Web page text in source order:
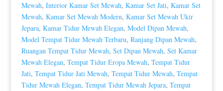
Mewah, Interior Kamar Set Mewah, Kamar Set Jati, Kamar Set
Mewah, Kamar Set Mewah Modern, Kamar Set Mewah Ukir
Jepara, Kamar Tidur Mewah Elegan, Model Dipan Mewah,
Model Tempat Tidur Mewah Terbaru, Ranjang Dipan Mewah,
Ruangan Tempat Tidur Mewah, Set Dipan Mewah, Set Kamar
Mewah Elegan, Tempat Tidur Eropa Mewah, Tempat Tidur
Jati, Tempat Tidur Jati Mewah, Tempat Tidur Mewah, Tempat
Tidur Mewah Elegan, Tempat Tidur Mewah Jepara, Tempat